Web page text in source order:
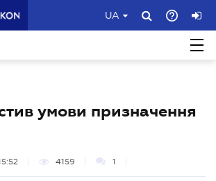
UA
умови призначення
4159 1